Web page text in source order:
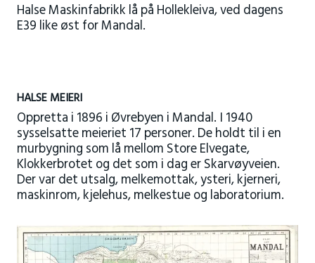
Halse Maskinfabrikk lå på Hollekleiva, ved dagens
E39 like øst for Mandal.
HALSE MEIERI
Oppretta i 1896 i Øvrebyen i Mandal. I 1940
sysselsatte meieriet 17 personer. De holdt til i en
murbygning som lå mellom Store Elvegate,
Klokkerbrotet og det som i dag er Skarvøyveien.
Der var det utsalg, melkemottak, ysteri, kjerneri,
maskinrom, kjelehus, melkestue og laboratorium.